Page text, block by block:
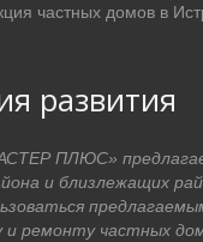
частных домов в
развития
ПЛЮС»
и близлежащих
ремонту частных